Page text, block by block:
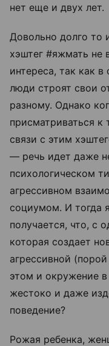
нет еще и двух лет.
Довольно долго то
хэштег #яжмать не
интереса, так как
люди строят свои
разному. Однако
присматриваться к
связи с этим
— речь идет даже
психологическом
агрессивном
социумом. И тогда
получается, что, с
которая создает
агрессивной
этом и окружение
жестоко и даже
поведение?
Рожая ребенка,